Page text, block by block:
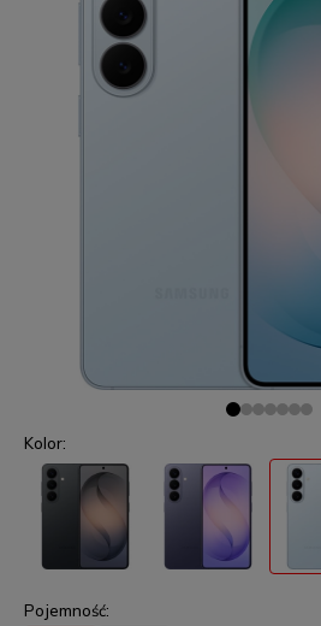
Kolor:
Pojemność: